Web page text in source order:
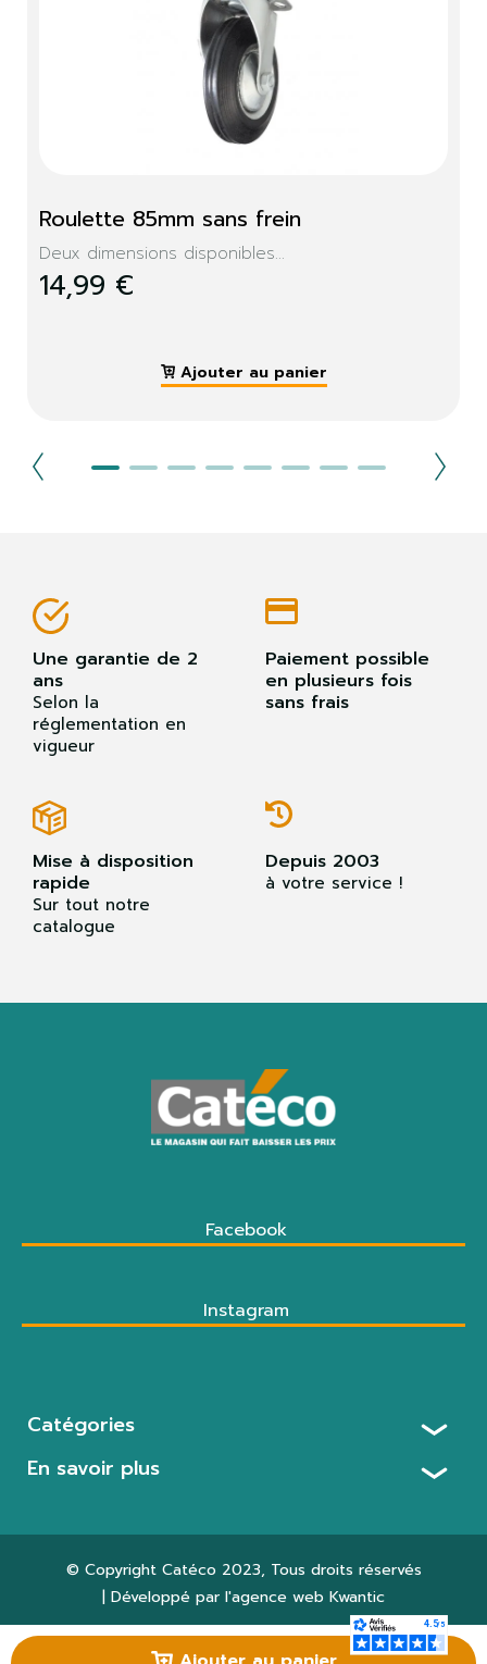
Roulette 85mm sans frein
Deux dimensions disponibles...
14,99 €
Ajouter au panier
Une garantie de 2
ans
Selon la
réglementation en
vigueur
Paiement possible
en plusieurs fois
sans frais
Mise à disposition
rapide
Sur tout notre
catalogue
Depuis 2003
à votre service !
Facebook
Instagram
Catégories
En savoir plus
© Copyright Catéco 2023, Tous droits réservés
| Développé par l'agence web Kwantic
Paramètres des cookies